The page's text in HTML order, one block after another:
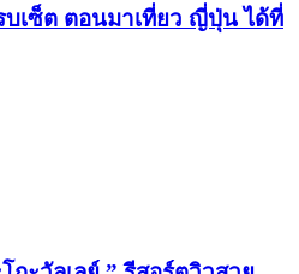
บเซ็ต ตอนมาเที่ยว ญี่ปุ่น ได้ที่